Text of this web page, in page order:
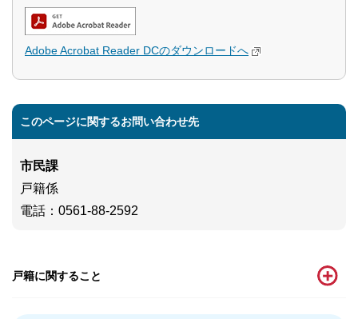
Adobe Acrobat Reader DCのダウンロードへ
このページに関するお問い合わせ先
市民課
戸籍係
電話 ：0561-88-2592
戸籍に関すること